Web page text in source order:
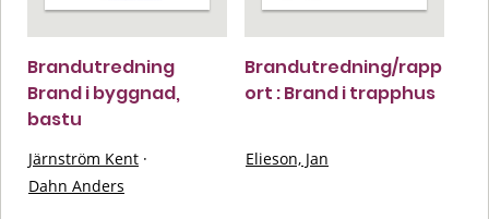
Brandutredning
Brand i byggnad,
bastu
Järnström Kent ·
Dahn Anders
Brandutredning/rapp
ort : Brand i trapphus
Elieson, Jan